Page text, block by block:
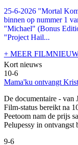
25-6-2026 "Mortal
binnen op nummer 1
"Michael" (Bonus
"Project Hail...
+ MEER
Kort nieuws
10-6
Mama'ku ontvangt
De documentaire - van
Film-status bereikt na
Peetoom nam de prijs
Pelupessy in
9-6